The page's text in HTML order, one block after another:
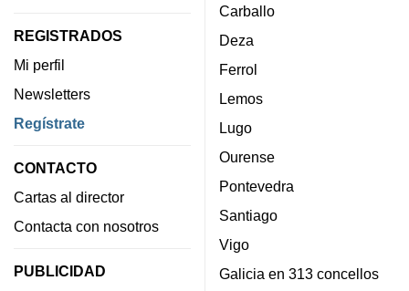
REGISTRADOS
Mi perfil
Newsletters
Regístrate
CONTACTO
Cartas al director
Contacta con nosotros
PUBLICIDAD
Carballo
Deza
Ferrol
Lemos
Lugo
Ourense
Pontevedra
Santiago
Vigo
Galicia en 313 concellos